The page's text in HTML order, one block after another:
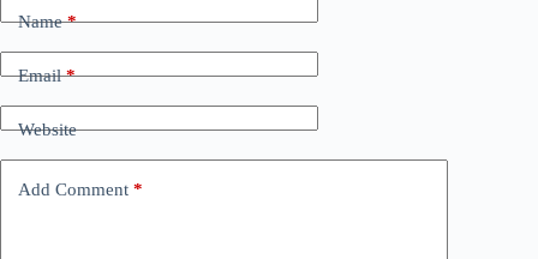
Name*
Email*
Website
Add Comment *